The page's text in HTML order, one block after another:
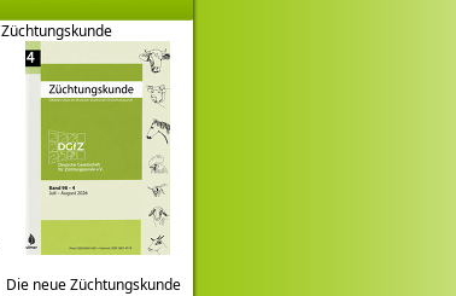
Züchtungskunde
Die neue Züchtungskunde